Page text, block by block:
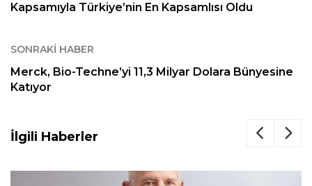
Kapsamıyla Türkiye’nin En Kapsamlısı Oldu
SONRAKI HABER
Merck, Bio-Techne’yi 11,3 Milyar Dolara Bünyesine
Katıyor
İlgili Haberler